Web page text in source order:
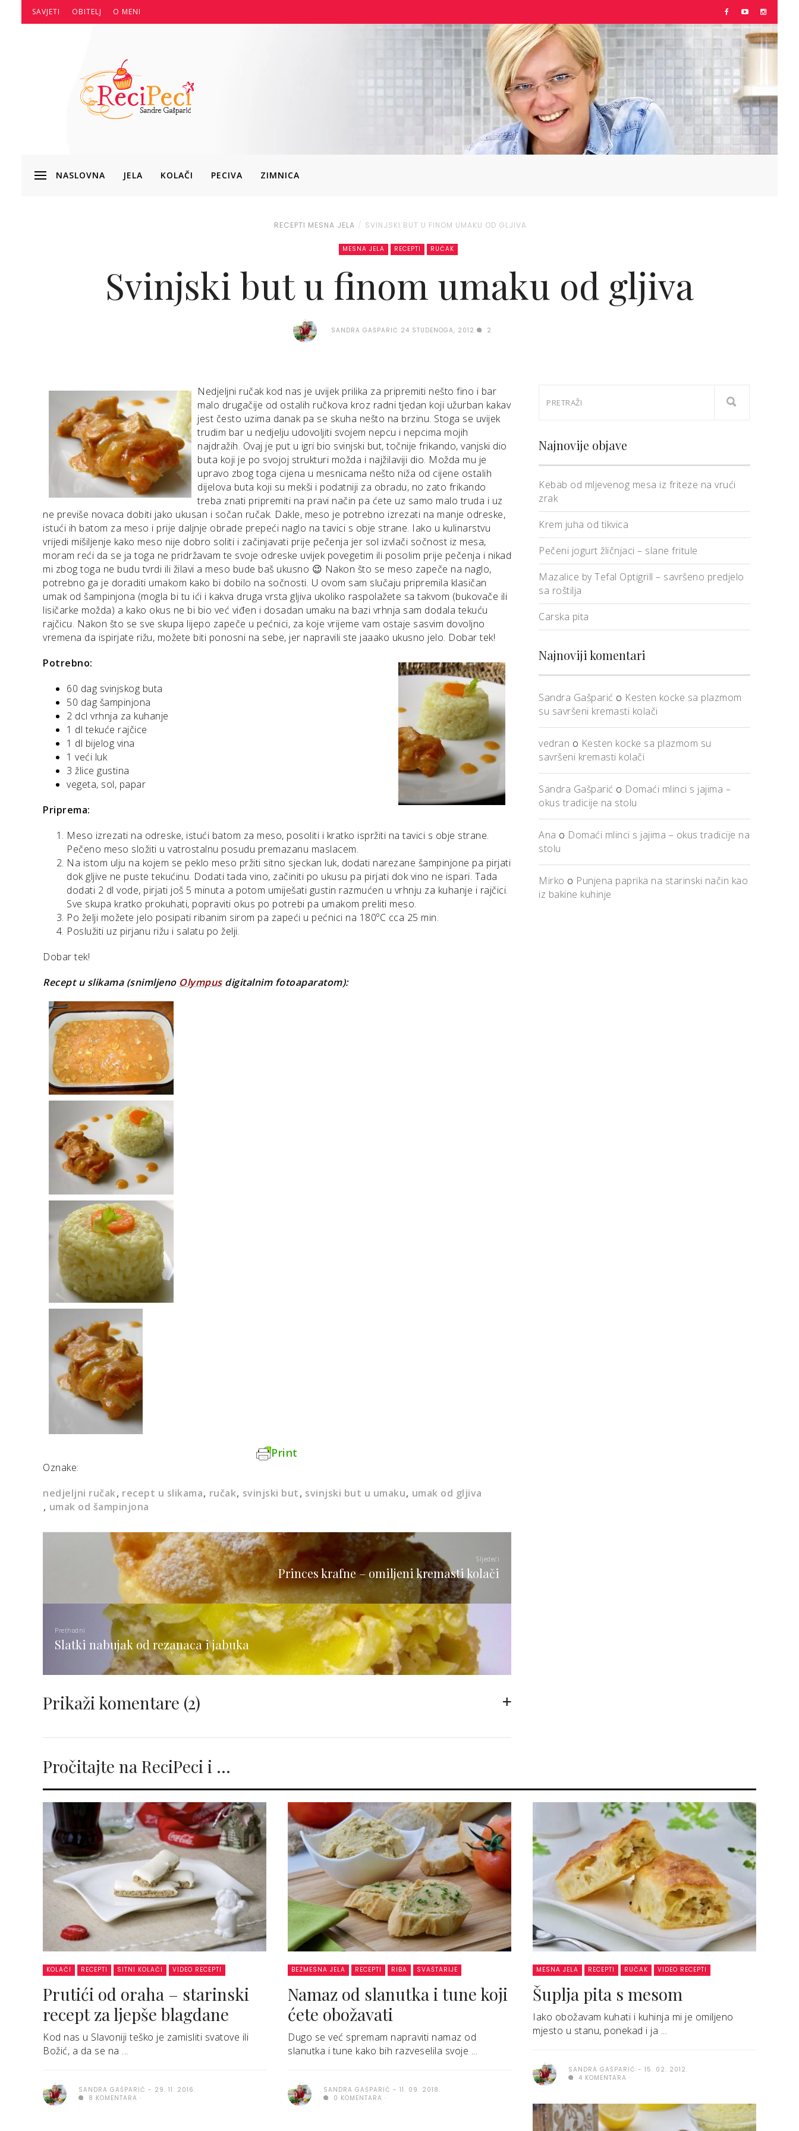
SAVJETI OBITELJ O MENI
NASLOVNA JELA KOLAČI PECIVA ZIMNICA
RECEPTI MESNA JELA SVINJSKI BUT U FINOM UMAKU OD GLJIVA
MESNA JELA RECEPTI RUČAK
Svinjski but u finom umaku od gljiva
SANDRA GAŠPARIĆ 24 STUDENOGA, 2012 2
Nedjeljni ručak kod nas je uvijek prilika za pripremiti nešto fino i bar
malo drugačije od ostalih ručkova kroz radni tjedan koji užurban kakav
jest često uzima danak pa se skuha nešto na brzinu. Stoga se uvijek
trudim bar u nedjelju udovoljiti svojem nepcu i nepcima mojih
najdražih. Ovaj je put u igri bio svinjski but, točnije frikando, vanjski dio
buta koji je po svojoj strukturi možda i najžilaviji dio. Možda mu je
upravo zbog toga cijena u mesnicama nešto niža od cijene ostalih
dijelova buta koji su mekši i podatniji za obradu, no zato frikando
treba znati pripremiti na pravi način pa ćete uz samo malo truda i uz
ne previše novaca dobiti jako ukusan i sočan ručak. Dakle, meso je potrebno izrezati na manje odreske,
istući ih batom za meso i prije daljnje obrade prepeći naglo na tavici s obje strane. Iako u kulinarstvu
vrijedi mišiljenje kako meso nije dobro soliti i začinjavati prije pečenja jer sol izvlači sočnost iz mesa,
moram reći da se ja toga ne pridržavam te svoje odreske uvijek povegetim ili posolim prije pečenja i nikad
mi zbog toga ne budu tvrdi ili žilavi a meso bude baš ukusno 😉 Nakon što se meso zapeče na naglo,
potrebno ga je doraditi umakom kako bi dobilo na sočnosti. U ovom sam slučaju pripremila klasičan
umak od šampinjona (mogla bi tu ići i kakva druga vrsta gljiva ukoliko raspolažete sa takvom (bukovače ili
lisičarke možda) a kako okus ne bi bio već viđen i dosadan umaku na bazi vrhnja sam dodala tekuću
rajčicu. Nakon što se sve skupa lijepo zapeče u pećnici, za koje vrijeme vam ostaje sasvim dovoljno
vremena da ispirjate rižu, možete biti ponosni na sebe, jer napravili ste jaaako ukusno jelo. Dobar tek!
Potrebno:
60 dag svinjskog buta
50 dag šampinjona
2 dcl vrhnja za kuhanje
1 dl tekuće rajčice
1 dl bijelog vina
1 veći luk
3 žlice gustina
vegeta, sol, papar
Priprema:
Meso izrezati na odreske, istući batom za meso, posoliti i kratko ispržiti na tavici s obje strane.
Pečeno meso složiti u vatrostalnu posudu premazanu maslacem.
Na istom ulju na kojem se peklo meso pržiti sitno sjeckan luk, dodati narezane šampinjone pa pirjati
dok gljive ne puste tekućinu. Dodati tada vino, začiniti po ukusu pa pirjati dok vino ne ispari. Tada
dodati 2 dl vode, pirjati još 5 minuta a potom umiješati gustin razmućen u vrhnju za kuhanje i rajčici.
Sve skupa kratko prokuhati, popraviti okus po potrebi pa umakom preliti meso.
Po želji možete jelo posipati ribanim sirom pa zapeći u pećnici na 180ºC cca 25 min.
Poslužiti uz pirjanu rižu i salatu po želji.
Dobar tek!
Recept u slikama (snimljeno Olympusdigitalnim fotoaparatom):
Print
Oznake:
nedjeljni ručak recept u slikama ručak svinjski but svinjski but u umaku umak od gljiva
umak od šampinjona
Sljedeći
Princes krafne – omiljeni kremasti kolači
Prethodni
Slatki nabujak od rezanaca i jabuka
Prikaži komentare (2)
Najnovije objave
Kebab od mljevenog mesa iz friteze na vrući
zrak
Krem juha od tikvica
Pečeni jogurt žličnjaci – slane fritule
Mazalice by Tefal Optigrill – savršeno predjelo
sa roštilja
Carska pita
Najnoviji komentari
Sandra Gašparić o Kesten kocke sa plazmom
su savršeni kremasti kolači
vedran o Kesten kocke sa plazmom su
savršeni kremasti kolači
Sandra Gašparić o Domaći mlinci s jajima –
okus tradicije na stolu
Ana o Domaći mlinci s jajima – okus tradicije na
stolu
Mirko o Punjena paprika na starinski način kao
iz bakine kuhinje
Pročitajte na ReciPeci i …
KOLAČI RECEPTI SITNI KOLAČI VIDEO RECEPTI
Prutići od oraha – starinski
recept za ljepše blagdane
Kod nas u Slavoniji teško je zamisliti svatove ili
Božić, a da se na ...
SANDRA GAŠPARIĆ
29. 11. 2016.
8 KOMENTARA
BEZMESNA JELA RECEPTI RIBA SVAŠTARIJE
Namaz od slanutka i tune koji
ćete obožavati
Dugo se već spremam napraviti namaz od
slanutka i tune kako bih razveselila svoje ...
SANDRA GAŠPARIĆ
11. 09. 2018.
0 KOMENTARA
MESNA JELA RECEPTI RUČAK VIDEO RECEPTI
Šuplja pita s mesom
Iako obožavam kuhati i kuhinja mi je omiljeno
mjesto u stanu, ponekad i ja ...
SANDRA GAŠPARIĆ
15. 02. 2012.
4 KOMENTARA